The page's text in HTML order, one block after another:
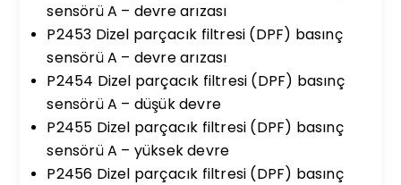
sensörü A – devre arızası
P2453 Dizel parçacık filtresi (DPF) basınç
sensörü A – devre arızası
P2454 Dizel parçacık filtresi (DPF) basınç
sensörü A – düşük devre
P2455 Dizel parçacık filtresi (DPF) basınç
sensörü A – yüksek devre
P2456 Dizel parçacık filtresi (DPF) basınç